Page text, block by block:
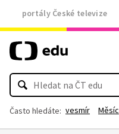
portály České televize
Často hledáte: vesmír Měsíc